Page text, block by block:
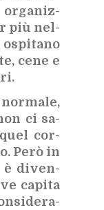
or­ga­niz­
più nel­
cene e
ci sa­
cor­
Però in
è di­ven­
ca­pi­ta